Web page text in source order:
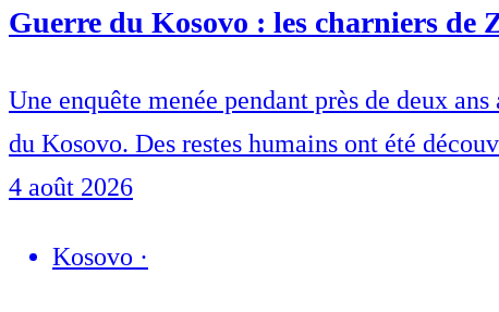
Guerre du Kosovo : les charniers
Une enquête menée pendant près de deux
du Kosovo. Des restes humains ont été
4 août 2026
Kosovo ·